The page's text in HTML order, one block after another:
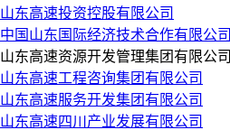
山东高速投资控股有限公司
中国山东国际经济技术合作有限公司
山东高速资源开发管理集团有限公司
山东高速工程咨询集团有限公司
山东高速服务开发集团有限公司
山东高速四川产业发展有限公司